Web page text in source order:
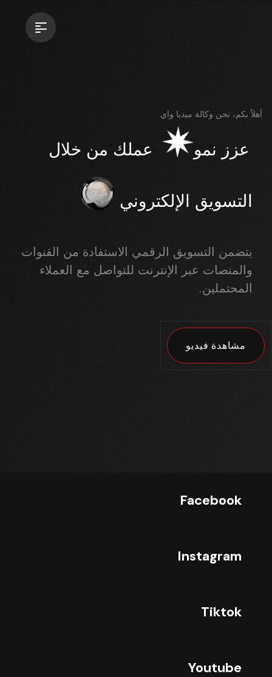
أهلاً بكم، نحن وكالة ميديا واي
عزز نمو عملك من خلال
التسويق الإلكتروني
يتضمن التسويق الرقمي الاستفادة من القنوات
والمنصات عبر الإنترنت للتواصل مع العملاء
المحتملين.
مشاهدة فيديو
Facebook
Instagram
Tiktok
Youtube